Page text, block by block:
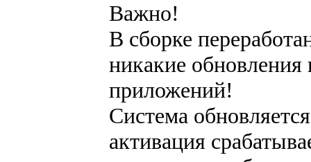
Важно!
В сборке
никакие
приложений!
Система
активация